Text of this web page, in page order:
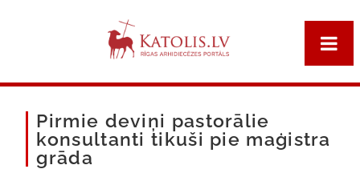
Pirmie deviņi pastorālie
konsultanti tikuši pie maģistra
grāda